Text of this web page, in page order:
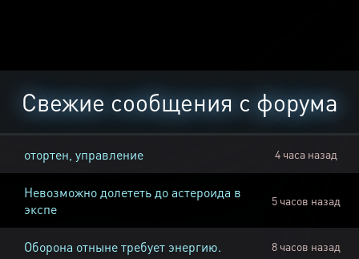
Свежие сообщения с форума
отортен, управление 4 часа назад
Невозможно долететь до астероида в
экспе
5 часов назад
Оборона отныне требует энергию. 8 часов назад